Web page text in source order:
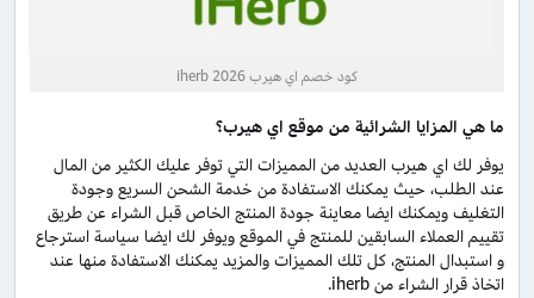
كود خصم اي هيرب 2026 iherb
ما هي المزايا الشرائية من موقع اي هيرب؟
يوفر لك اي هيرب العديد من المميزات التي توفر عليك الكثير من المال
عند الطلب، حيث يمكنك الاستفادة من خدمة الشحن السريع وجودة
التغليف ويمكنك ايضا معاينة جودة المنتج الخاص قبل الشراء عن طريق
تقييم العملاء السابقين للمنتج في الموقع ويوفر لك ايضا سياسة استرجاع
و استبدال المنتج، كل تلك المميزات والمزيد يمكنك الاستفادة منها عند
اتخاذ قرار الشراء من iherb.